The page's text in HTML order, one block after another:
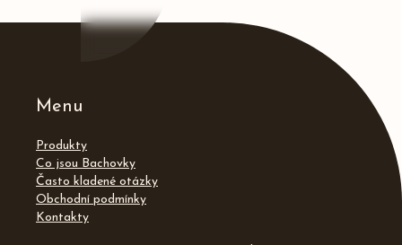
Menu
Produkty
Co jsou Bachovky
Často kladené otázky
Obchodní podmínky
Kontakty